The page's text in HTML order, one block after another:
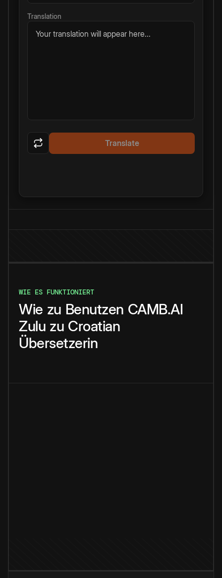
Translation
Your translation will appear here...
Translate
WIE ES FUNKTIONIERT
Wie zu Benutzen CAMB.AI
Zulu zu Croatian
Übersetzerin